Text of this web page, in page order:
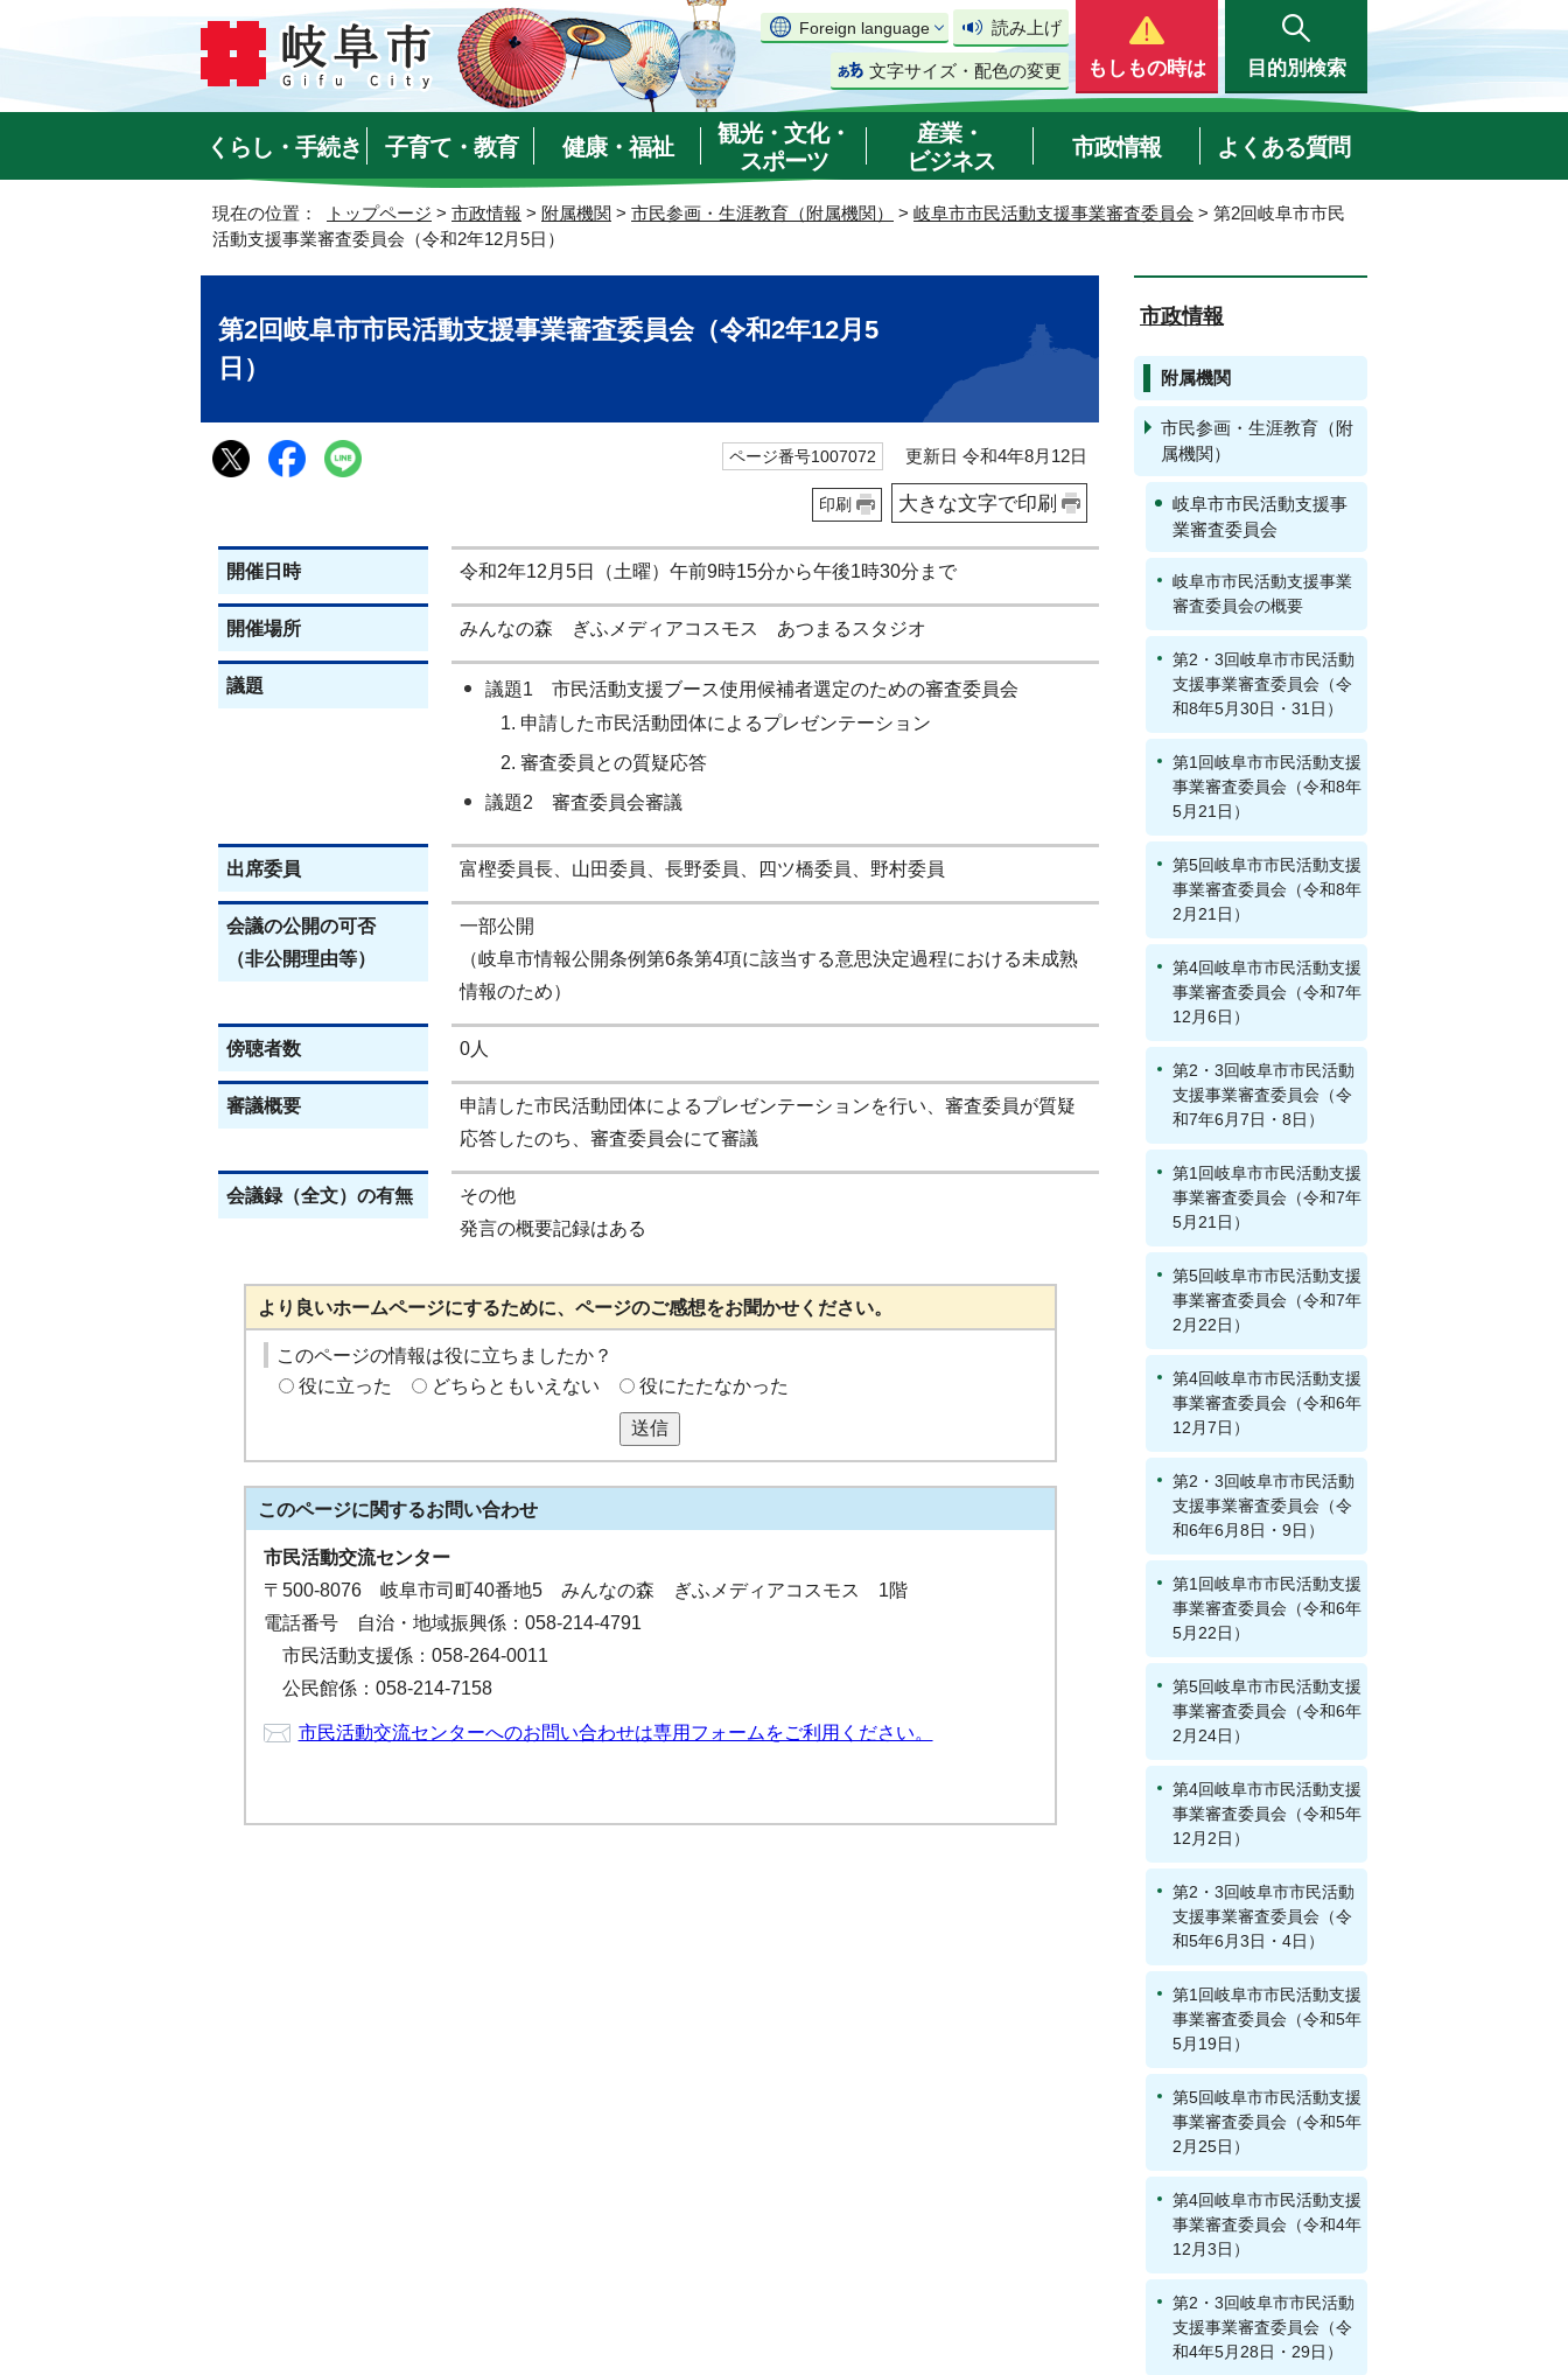
Foreign language 読み上げ
文字サイズ・配色の変更 もしもの時は 目的別検索
くらし・手続き 子育て・教育 健康・福祉
観光・文化・
スポーツ
産業・
ビジネス
市政情報 よくある質問
現在の位置： トップページ > 市政情報 > 附属機関 > 市民参画・生涯教育（附属機関） > 岐阜市市民活動支援事業審査委員会 > 第2回岐阜市市民
活動支援事業審査委員会（令和2年12月5日）
第2回岐阜市市民活動支援事業審査委員会（令和2年12月5
日）
ページ番号1007072 更新日 令和4年8月12日
印刷 大きな文字で印刷
開催日時 令和2年12月5日（土曜）午前9時15分から午後1時30分まで
開催場所 みんなの森 ぎふメディアコスモス あつまるスタジオ
議題
議題1 市民活動支援ブース使用候補者選定のための審査委員会
申請した市民活動団体によるプレゼンテーション
審査委員との質疑応答
議題2 審査委員会審議
出席委員 富樫委員長、山田委員、長野委員、四ツ橋委員、野村委員
会議の公開の可否
（非公開理由等）
一部公開
（岐阜市情報公開条例第6条第4項に該当する意思決定過程における未成熟
情報のため）
傍聴者数 0人
審議概要
申請した市民活動団体によるプレゼンテーションを行い、審査委員が質疑
応答したのち、審査委員会にて審議
会議録（全文）の有無
その他
発言の概要記録はある
より良いホームページにするために、ページのご感想をお聞かせください。
このページの情報は役に立ちましたか？
役に立った
どちらともいえない 役にたたなかった
送信
このページに関するお問い合わせ
市民活動交流センター
〒500-8076 岐阜市司町40番地5 みんなの森 ぎふメディアコスモス 1階
電話番号 自治・地域振興係：058-214-4791
市民活動支援係：058-264-0011
公民館係：058-214-7158
市民活動交流センターへのお問い合わせは専用フォームをご利用ください。
市政情報
附属機関
市民参画・生涯教育（附
属機関）
岐阜市市民活動支援事
業審査委員会
岐阜市市民活動支援事業
審査委員会の概要
第2・3回岐阜市市民活動
支援事業審査委員会（令
和8年5月30日・31日）
第1回岐阜市市民活動支援
事業審査委員会（令和8年
5月21日）
第5回岐阜市市民活動支援
事業審査委員会（令和8年
2月21日）
第4回岐阜市市民活動支援
事業審査委員会（令和7年
12月6日）
第2・3回岐阜市市民活動
支援事業審査委員会（令
和7年6月7日・8日）
第1回岐阜市市民活動支援
事業審査委員会（令和7年
5月21日）
第5回岐阜市市民活動支援
事業審査委員会（令和7年
2月22日）
第4回岐阜市市民活動支援
事業審査委員会（令和6年
12月7日）
第2・3回岐阜市市民活動
支援事業審査委員会（令
和6年6月8日・9日）
第1回岐阜市市民活動支援
事業審査委員会（令和6年
5月22日）
第5回岐阜市市民活動支援
事業審査委員会（令和6年
2月24日）
第4回岐阜市市民活動支援
事業審査委員会（令和5年
12月2日）
第2・3回岐阜市市民活動
支援事業審査委員会（令
和5年6月3日・4日）
第1回岐阜市市民活動支援
事業審査委員会（令和5年
5月19日）
第5回岐阜市市民活動支援
事業審査委員会（令和5年
2月25日）
第4回岐阜市市民活動支援
事業審査委員会（令和4年
12月3日）
第2・3回岐阜市市民活動
支援事業審査委員会（令
和4年5月28日・29日）